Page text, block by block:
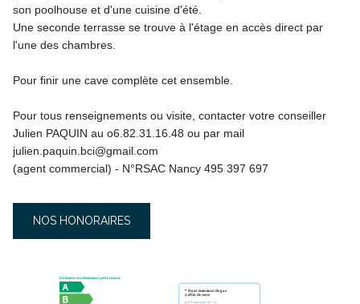
son poolhouse et d'une cuisine d'été.
Une seconde terrasse se trouve à l'étage en accès direct par
l'une des chambres.
Pour finir une cave complète cet ensemble.
Pour tous renseignements ou visite, contacter votre conseiller
Julien PAQUIN au o6.82.31.16.48 ou par mail
julien.paquin.bci@gmail.com
(agent commercial) - N°RSAC Nancy 495 397 697
NOS HONORAIRES